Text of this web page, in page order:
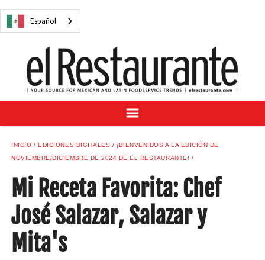
Español
NOTICIAS
RECETAS
GUÍA DEL COMPRADOR
SUSCRÍBASE A
CENTRO DE MUESTRAS
VINO/LICOR MEXICANO
Español
INICIO EDICIONES DIGITALES
¡BIENVENIDOS A LA EDICIÓN DE
NOVIEMBRE/DICIEMBRE DE 2024 DE EL RESTAURANTE!
Mi Receta Favorita: Chef
José Salazar, Salazar y
Mita's